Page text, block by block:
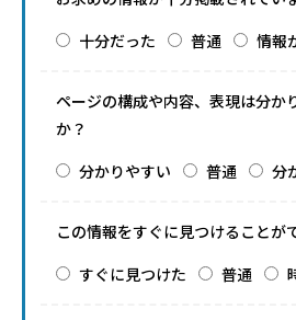
十分だった
普通 情報
ページの構成や内容、表現は分か
か？
分かりやすい
普通 分
この情報をすぐに見つけることが
すぐに見つけた
普通